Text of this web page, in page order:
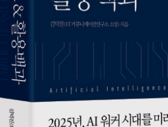
로또번호 생성기 챗봇 만들기
GPT 빌더로 ‘홍보기사 작성기’ 챗봇 만들
/설명/프로필 만들기 | 지침 만들기 | 대
트하기 | 놀라운 챗봇, 그럼에도 불구하
챗봇 맨션 기능
를 위한 AI 활용법